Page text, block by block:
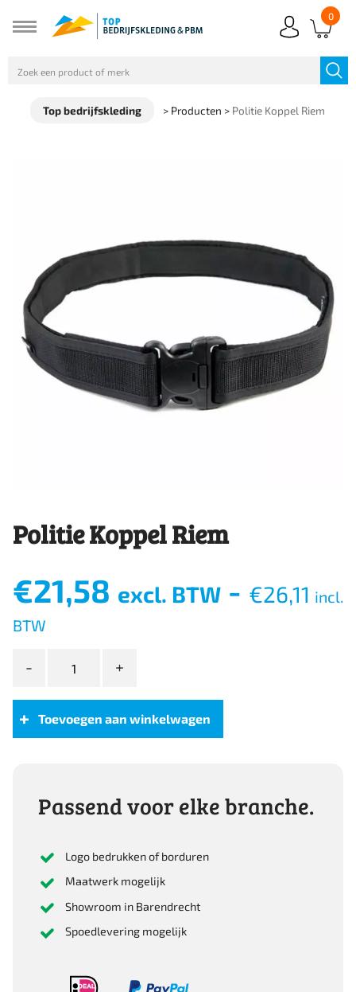
0
Top bedrijfskleding > Producten > Politie Koppel Riem
Politie Koppel Riem
€21,58 excl. BTW - €26,11 incl.
BTW
Koppel
aantal
Toevoegen aan winkelwagen
Passend voor elke branche.
Logo bedrukken of borduren
Maatwerk mogelijk
Showroom in Barendrecht
Spoedlevering mogelijk